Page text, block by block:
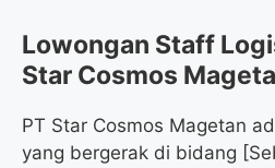
Lowongan Staff
Star Cosmos
PT Star Cosmos Magetan
yang bergerak di bidang